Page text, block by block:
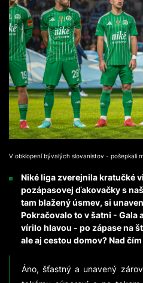
V obklopení bývalých slovanistov - pošepkali
Niké liga zverejnila kratučké
pozápasovej ďakovačky s
tam blažený úsmev, si
Pokračovalo to v šatni - Gala
vírilo hlavou - po zápase na
ale aj cestou domov? Nad
Áno, šťastný a unavený